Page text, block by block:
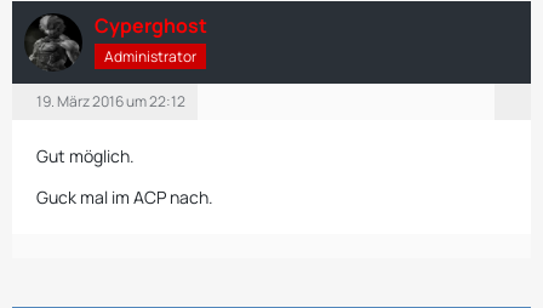
Cyperghost
Administrator
19. März 2016 um 22:12
Gut möglich.
Guck mal im ACP nach.